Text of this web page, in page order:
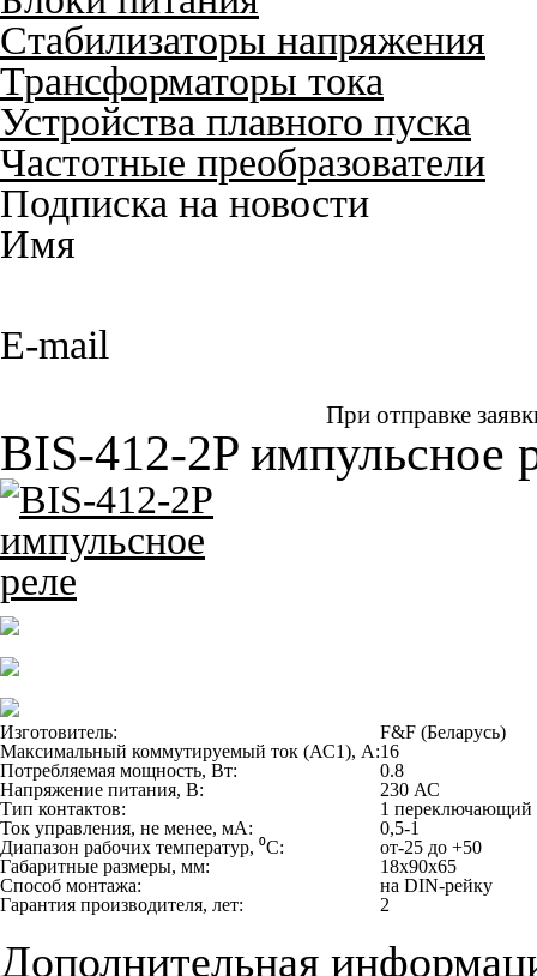
Стабилизаторы напряжения
Трансформаторы тока
Устройства плавного пуска
Частотные преобразователи
Подписка на новости
Имя
E-mail
При отправке
BIS-412-2P импульсное
Изготовитель:
F&F (Беларусь)
Максимальный коммутируемый ток (АС1), А:16
Потребляемая мощность, Вт:
0.8
Напряжение питания, В:
230 АС
Тип контактов:
1 переключающий
Ток управления, не менее, мА:
0,5-1
Диапазон рабочих температур, ⁰С:
от-25 до +50
Габаритные размеры, мм:
18х90х65
Способ монтажа:
на DIN-рейку
Гарантия производителя, лет:
2
Дополнительная